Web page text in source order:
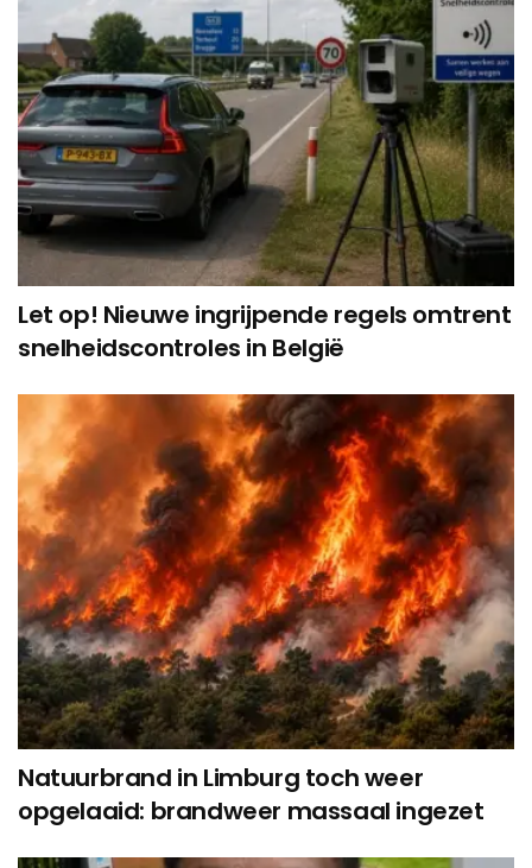
Let op! Nieuwe ingrijpende regels omtrent
snelheidscontroles in België
Natuurbrand in Limburg toch weer
opgelaaid: brandweer massaal ingezet